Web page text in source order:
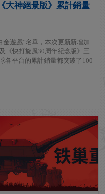
大神絕景版》累計銷量
金遊戲”名單，本次更新新增加
《快打旋風30周年紀念版》三
各平台的累計銷量都突破了100